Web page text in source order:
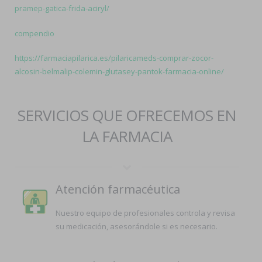
pramep-gatica-frida-aciryl/
compendio
https://farmaciapilarica.es/pilaricameds-comprar-zocor-
alcosin-belmalip-colemin-glutasey-pantok-farmacia-online/
SERVICIOS QUE OFRECEMOS EN
LA FARMACIA
Atención farmacéutica
Nuestro equipo de profesionales controla y revisa
su medicación, asesorándole si es necesario.